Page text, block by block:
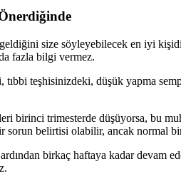
size söyleyebilecek en iyi
fazla bilgi vermez.
teşhisinizdeki, düşük yapma
birinci trimesterde düşüyorsa, bu
sorun belirtisi olabilir, ancak normal
birkaç haftaya kadar devam